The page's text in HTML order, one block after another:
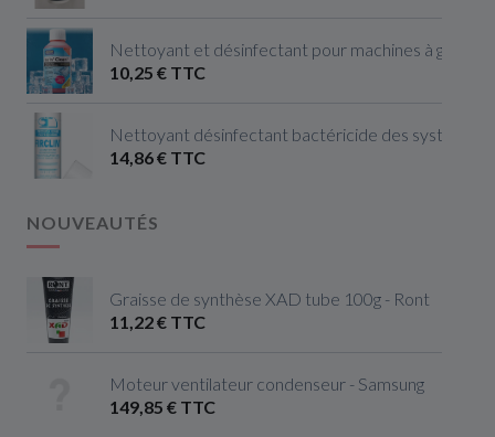
Nettoyant et désinfectant pour machines à
10,25 € TTC
Nettoyant désinfectant bactéricide des systèmes
14,86 € TTC
NOUVEAUTÉS
Graisse de synthèse XAD tube 100g - Ront
11,22 € TTC
Moteur ventilateur condenseur - Samsung
149,85 € TTC